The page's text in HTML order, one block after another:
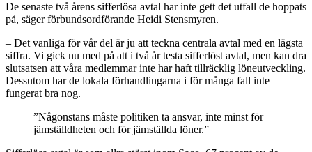
De senaste två årens sifferlösa avtal har inte gett det utfall de hoppats
på, säger förbundsordförande Heidi Stensmyren.
– Det vanliga för vår del är ju att teckna centrala avtal med en lägsta
siffra. Vi gick nu med på att i två år testa sifferlöst avtal, men kan dra
slutsatsen att våra medlemmar inte har haft tillräcklig löneutveckling.
Dessutom har de lokala förhandlingarna i för många fall inte
fungerat bra nog.
”Någonstans måste politiken ta ansvar, inte minst för
jämställdheten och för jämställda löner.”